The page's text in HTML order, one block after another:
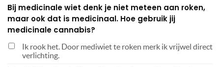
Bij medicinale wiet denk je niet meteen aan roken,
maar ook dat is medicinaal. Hoe gebruik jij
medicinale cannabis?
Ik rook het. Door mediwiet te roken merk ik vrijwel direct
verlichting.